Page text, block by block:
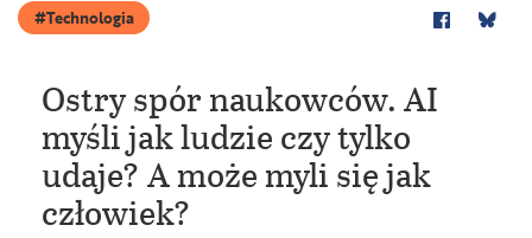
Technologia
Ostry spór naukowców. AI
myśli jak ludzie czy tylko
udaje? A może myli się jak
człowiek?